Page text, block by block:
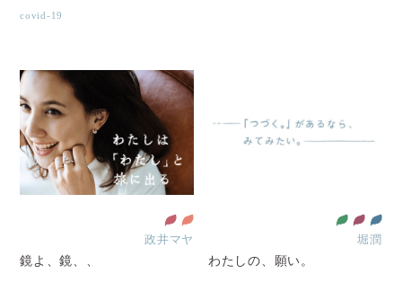
covid-19
政井マヤ
鏡よ、鏡、、
堀潤
わたしの、願い。